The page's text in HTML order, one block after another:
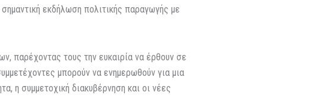
εκδήλωση πολιτικής παραγωγής με
παρέχοντας τους την ευκαιρία να έρθουν σε
μπορούν να ενημερωθούν για μια
η συμμετοχική διακυβέρνηση και οι νέες